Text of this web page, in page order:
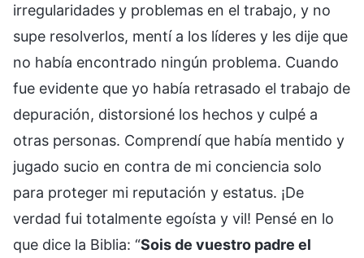
irregularidades y problemas en el trabajo, y no
supe resolverlos, mentí a los líderes y les dije que
no había encontrado ningún problema. Cuando
fue evidente que yo había retrasado el trabajo de
depuración, distorsioné los hechos y culpé a
otras personas. Comprendí que había mentido y
jugado sucio en contra de mi conciencia solo
para proteger mi reputación y estatus. ¡De
verdad fui totalmente egoísta y vil! Pensé en lo
que dice la Biblia: “Sois de vuestro padre el